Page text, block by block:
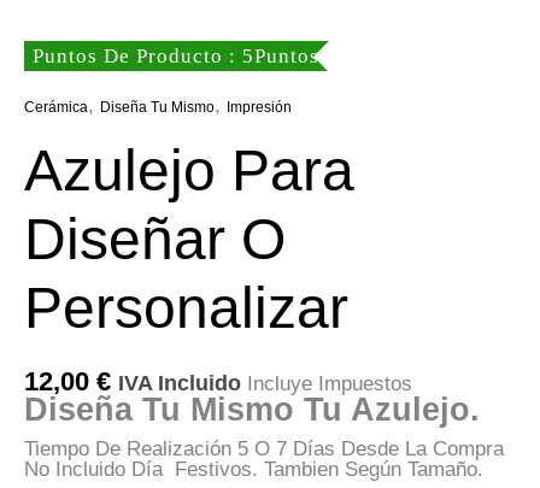
Puntos De Producto : 5Puntos
Cerámica, Diseña Tu Mismo, Impresión
Azulejo Para
Diseñar O
Personalizar
12,00 € IVA Incluido Incluye Impuestos
Diseña Tu Mismo Tu Azulejo.
Tiempo De Realización 5 O 7 Días Desde La Compra
No Incluido Día Festivos. Tambien Según Tamaño.